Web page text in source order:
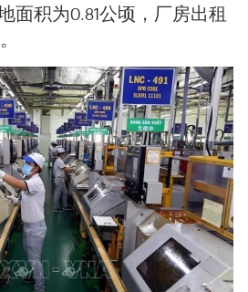
面积为0.81公顷，厂房出租